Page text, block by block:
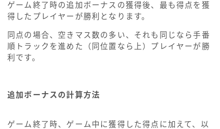
ゲーム終了時の追加ボーナスの獲得後、最も得点を獲
得したプレイヤーが勝利となります。
同点の場合、空きマス数の多い、それも同じなら手番
順トラックを進めた（同位置なら上）プレイヤーが勝
利です。
追加ボーナスの計算方法
ゲーム終了時、ゲーム中に獲得した得点に加えて、以